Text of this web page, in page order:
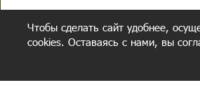
Чтобы сделать сайт удобнее,
cookies. Оставаясь с нами, вы